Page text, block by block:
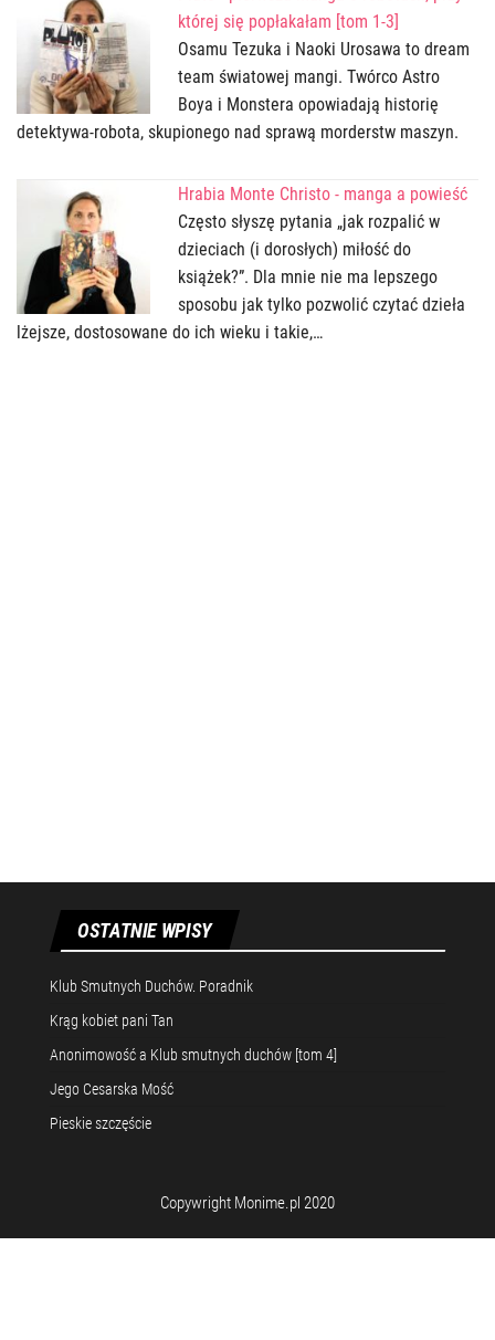
której się popłakałam [tom 1-3]
Osamu Tezuka i Naoki Urosawa to dream
team światowej mangi. Twórco Astro
Boya i Monstera opowiadają historię
detektywa-robota, skupionego nad sprawą morderstw maszyn.
Hrabia Monte Christo - manga a powieść
Często słyszę pytania „jak rozpalić w
dzieciach (i dorosłych) miłość do
książek?”. Dla mnie nie ma lepszego
sposobu jak tylko pozwolić czytać dzieła
lżejsze, dostosowane do ich wieku i takie,…
OSTATNIE WPISY
Klub Smutnych Duchów. Poradnik
Krąg kobiet pani Tan
Anonimowość a Klub smutnych duchów [tom 4]
Jego Cesarska Mość
Pieskie szczęście
Copywright Monime.pl 2020